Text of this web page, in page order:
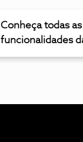
Conheça todas as
funcionalidades